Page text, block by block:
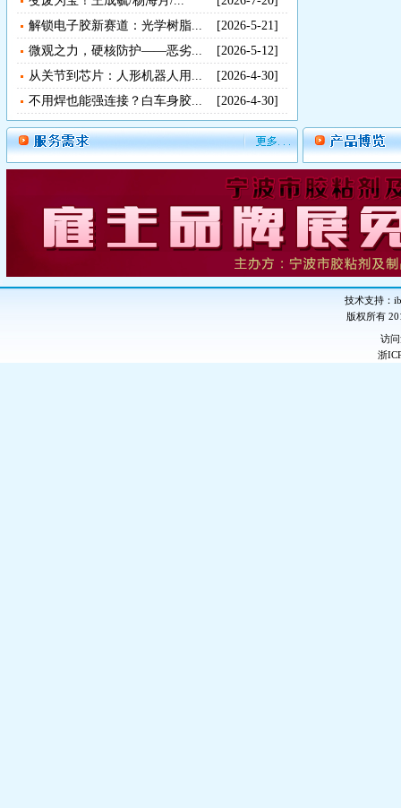
解锁电子胶新赛道：光学树脂...
[2026-5-21]
微观之力，硬核防护——恶劣...
[2026-5-12]
从关节到芯片：人形机器人用...
[2026-4-30]
不用焊也能强连接？白车身胶...
[2026-4-30]
技术支持：
版权所有
访
浙